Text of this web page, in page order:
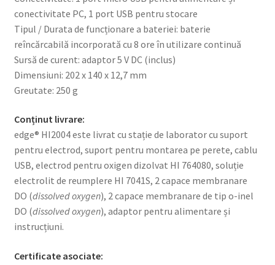
conectivitate PC, 1 port USB pentru stocare
Tipul / Durata de funcționare a bateriei: baterie
reîncărcabilă incorporată cu 8 ore în utilizare continuă
Sursă de curent: adaptor 5 V DC (inclus)
Dimensiuni: 202 x 140 x 12,7 mm
Greutate: 250 g
Conținut livrare:
edge® HI2004 este livrat cu stație de laborator cu suport
pentru electrod, suport pentru montarea pe perete, cablu
USB, electrod pentru oxigen dizolvat HI 764080, soluție
electrolit de reumplere HI 7041S, 2 capace membranare
DO (dissolved oxygen), 2 capace membranare de tip o-inel
DO (dissolved oxygen), adaptor pentru alimentare și
instrucțiuni.
Certificate asociate: